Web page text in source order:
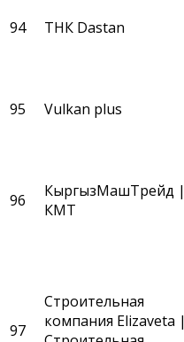
94 ТНК Dastan
95 Vulkan plus
96
КыргызМашТрейд |
КМТ
97
Строительная
компания Elizaveta |